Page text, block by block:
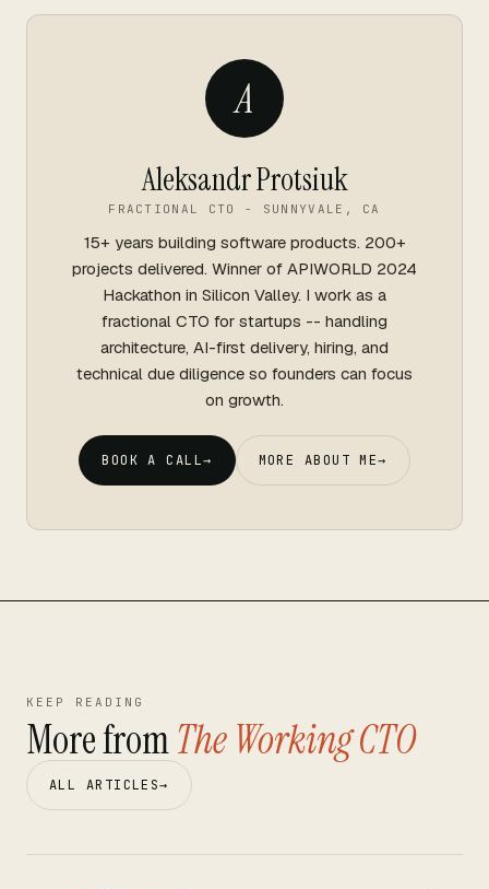
A
Aleksandr Protsiuk
FRACTIONAL CTO - SUNNYVALE, CA
15+ years building software products. 200+
projects delivered. Winner of APIWORLD 2024
Hackathon in Silicon Valley. I work as a
fractional CTO for startups -- handling
architecture, AI-first delivery, hiring, and
technical due diligence so founders can focus
on growth.
BOOK A CALL→ MORE ABOUT ME→
KEEP READING
More fromThe Working CTO
ALL ARTICLES→